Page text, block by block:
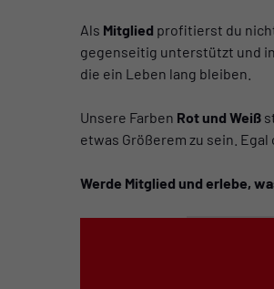
Als Mitglied profitierst du
gegenseitig unterstützt und
die ein Leben lang bleiben.
Unsere Farben Rot und Weiß
etwas Größerem zu sein.
Werde Mitglied und erlebe,